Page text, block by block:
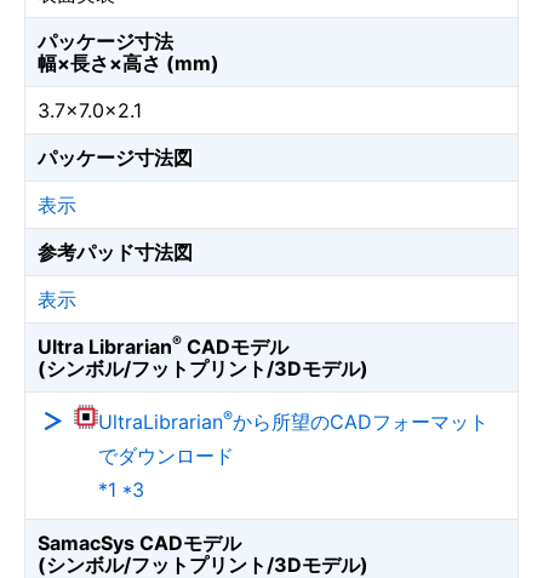
パッケージ寸法
幅×長さ×高さ (mm)
3.7×7.0×2.1
パッケージ寸法図
表示
参考パッド寸法図
表示
Ultra Librarian® CADモデル
(シンボル/フットプリント/3Dモデル)
UltraLibrarian®から所望のCADフォーマット
でダウンロード
*1 *3
SamacSys CADモデル
(シンボル/フットプリント/3Dモデル)